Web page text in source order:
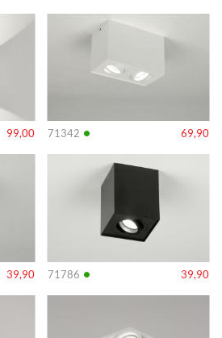
99,00 71342 • 69,90
Info
39,90 71786 • 39,90
Info
Info